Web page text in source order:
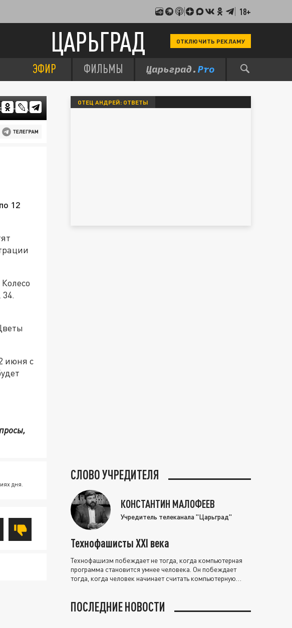
18+
ЦАРЬГРАД ОТКЛЮЧИТЬ РЕКЛАМУ
ЭФИР ФИЛЬМЫ
12
июня с
дня.
ОТЕЦ АНДРЕЙ: ОТВЕТЫ
СЛОВО УЧРЕДИТЕЛЯ
КОНСТАНТИН МАЛОФЕЕВ
Учредитель телеканала "Царьград"
Технофашисты XXI века
Технофашизм побеждает не тогда, когда компьютерная
программа становится умнее человека. Он побеждает
тогда, когда человек начинает считать компьютерную
ПОСЛЕДНИЕ НОВОСТИ